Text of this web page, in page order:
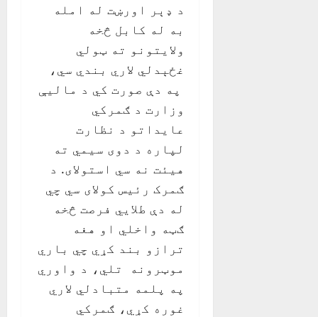
د ډېر اورښت له امله
به له کابل څخه
ولايتونو ته ټولي
غځېدلي لاري بندي سي،
په دې صورت کي د ماليې
وزارت د ګمرکي
عايداتو د نظارت
لپاره د دوی سيمي ته
هيئت نه سي استولای. د
ګمرک رئيس کولای سي چي
له دې طلايي فرصت څخه
ګټه واخلي او هغه
ترازو بند کړي چي باري
موټرونه تلي، د واوري
په پلمه متبادلي لاري
غوره کړي، ګمرکي